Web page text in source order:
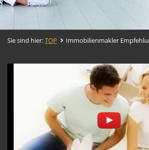
Sie sind hier:TOP Immobilienmakler